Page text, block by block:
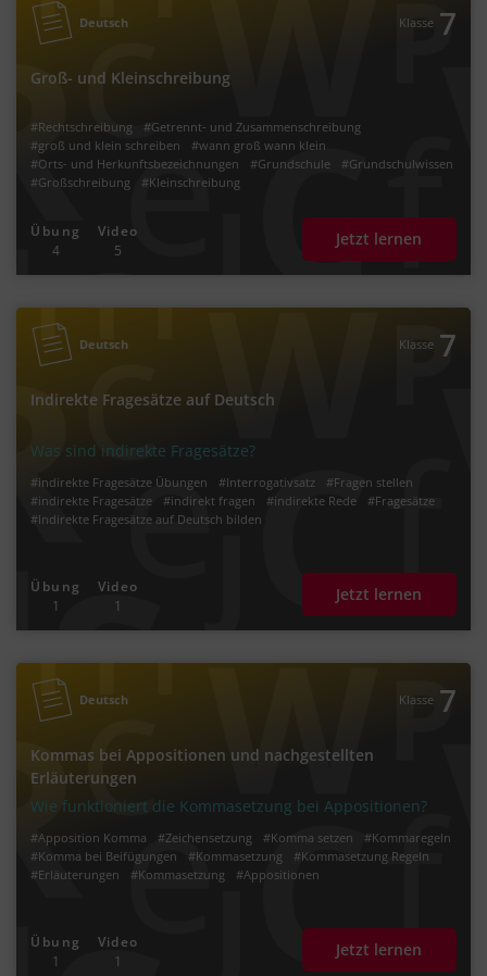
Deutsch Klasse 7
Groß- und Kleinschreibung
#Rechtschreibung
#Getrennt- und Zusammenschreibung
#groß und klein schreiben
#wann groß wann klein
#Orts- und Herkunftsbezeichnungen
#Grundschule
#Grundschulwissen
#Großschreibung
#Kleinschreibung
Übung
4
Video
5
Jetzt lernen
Deutsch Klasse 7
Indirekte Fragesätze auf Deutsch
Was sind indirekte Fragesätze?
#indirekte Fragesätze Übungen #Interrogativsatz
#Fragen stellen
#indirekte Fragesätze
#indirekt fragen #indirekte Rede
#Fragesätze
#Indirekte Fragesätze auf Deutsch bilden
Übung
1
Video
1
Jetzt lernen
Deutsch Klasse 7
Kommas bei Appositionen und nachgestellten
Erläuterungen
Wie funktioniert die Kommasetzung bei Appositionen?
#Apposition Komma #Zeichensetzung #Komma setzen
#Kommaregeln
#Komma bei Beifügungen
#Kommasetzung
#Kommasetzung Regeln
#Erläuterungen
#Kommasetzung #Appositionen
Übung
1
Video
1
Jetzt lernen